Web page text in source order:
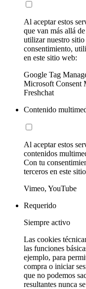
Al aceptar estos
que van más allá
utilizar nuestro
consentimiento,
en este sitio web:
Google Tag
Microsoft Consent
Freshchat
Contenido
Al aceptar estos
contenidos
Con tu
terceros en este
Vimeo, YouTube
Requerido
Siempre activo
Las cookies
las funciones
ejemplo, para
compra o iniciar
que no podemos
resultantes nunca